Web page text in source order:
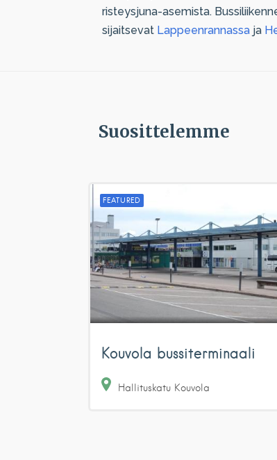
risteysjuna-asemista.
sijaitsevat Lappeenrannassa ja
Suosittelemme
FEATURED
Kouvola bussiterminaali
Hallituskatu Kouvola